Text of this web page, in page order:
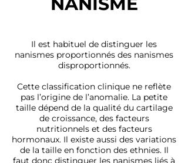
Il est habituel de distinguer les
nanismes proportionnés des nanismes
disproportionnés.
Cette classification clinique ne reflète
pas l’origine de l’anomalie. La petite
taille dépend de la qualité du cartilage
de croissance, des facteurs
nutritionnels et des facteurs
hormonaux. Il existe aussi des variations
de la taille en fonction des ethnies. Il
faut donc distinguer les nanismes liés à